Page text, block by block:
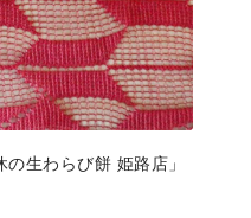
生わらび餅 姫路店」